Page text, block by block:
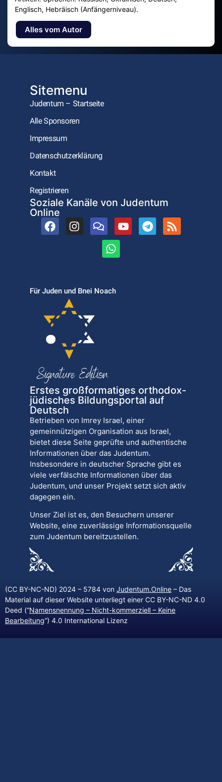
Englisch, Hebräisch (Anfängerniveau).
Alles vom Autor
Sitemenu
Judentum – Startseite
Alle Sponsoren
Impressum
Datenschutzerklärung
Kontakt
Registrieren
Soziale Kanäle von Judentum
Online
Für Juden und Bnei Noach
Erstes großformatiges orthodox-
jüdisches Bildungsportal auf
Deutsch
Betrieben von Imrey Israel, einer
gemeinnützigen Organisation aus Israel,
bietet diese Seite geprüfte und authentische
Informationen über das Judentum.
Insbesondere in deutscher Sprache gibt es
viele verfälschte Informationen über das
Judentum, und unser Projekt setzt sich aktiv
dagegen ein.
Unser Ziel ist es, den Besuchern unserer
Website, eine zuverlässige Informationsquelle
zum Judentum bereitzustellen.
(CC BY-NC-ND) 2024 – 5784 von Judentum.Online – Das
Material auf dieser Website unterliegt einer CC BY-NC-ND 4.0
Deed (“Namensnennung – Nicht-kommerziell – Keine
Bearbeitung“) 4.0 International Lizenz